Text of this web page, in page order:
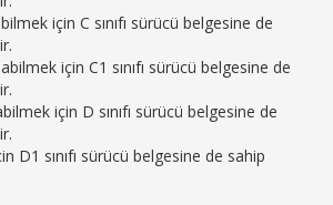
için C sınıfı sürücü belgesine de
için C1 sınıfı sürücü belgesine de
için D sınıfı sürücü belgesine de
D1 sınıfı sürücü belgesine de sahip